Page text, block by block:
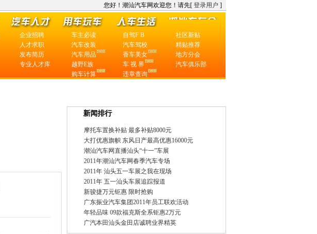
您好！ 潮汕汽车网欢迎您！请先[ 登录用户 ]
企业招聘
人才求职
发布简历
专业人才库
车主必读
汽车改装
汽车用品
越野E族
购车计算
自驾F B
汽车驾校
香车美女
车 视 界
违章查询
社区新贴
精贴推荐
地方分会
汽车俱乐部
新闻排行
摩托车置换补贴 最多补贴8000元
大打优惠旗帜 东风日产最高优惠16000元
潮汕汽车网直播汕头“十一”车展
2011年潮汕汽车网春季汽车专场
2011年 汕头五一车展之我在现场
2011年 五一汕头车展追踪报道
新骏捷万元钜惠 限时抢购
广东振业汽车集团2011年员工联欢活动
年轻品味 09款福克斯全系钜惠2万元
广汽本田汕头金田店诚聘业界精英